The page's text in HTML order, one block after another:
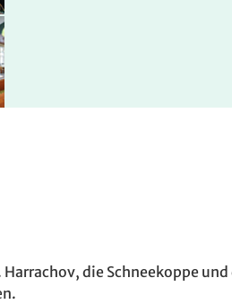
die Schneekoppe